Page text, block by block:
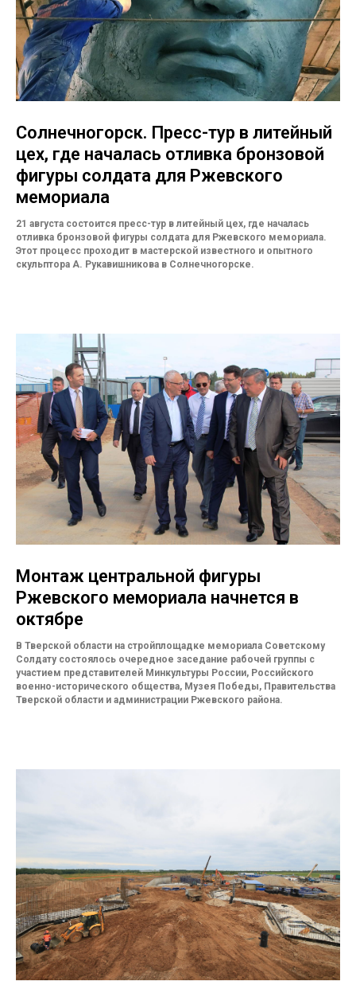
Солнечногорск. Пресс-тур в литейный
цех, где началась отливка бронзовой
фигуры солдата для Ржевского
мемориала
21 августа состоится пресс-тур в литейный цех, где началась
отливка бронзовой фигуры солдата для Ржевского мемориала.
Этот процесс проходит в мастерской известного и опытного
скульптора А. Рукавишникова в Солнечногорске.
Монтаж центральной фигуры
Ржевского мемориала начнется в
октябре
В Тверской области на стройплощадке мемориала Советскому
Солдату состоялось очередное заседание рабочей группы с
участием представителей Минкультуры России, Российского
военно-исторического общества, Музея Победы, Правительства
Тверской области и администрации Ржевского района.